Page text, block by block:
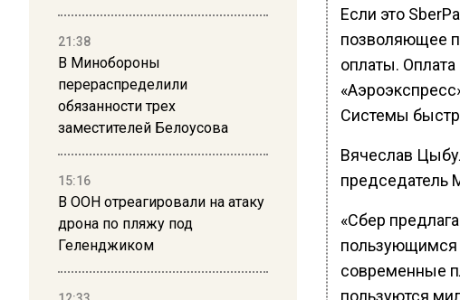
21:38
В Минобороны
перераспределили
обязанности трех
заместителей Белоусова
15:16
В ООН отреагировали на атаку
дрона по пляжу под
Геленджиком
Если это
позволяющее
оплаты.
Системы
Вячеслав
председатель
«Сбер
пользующимся
современные
пользуются